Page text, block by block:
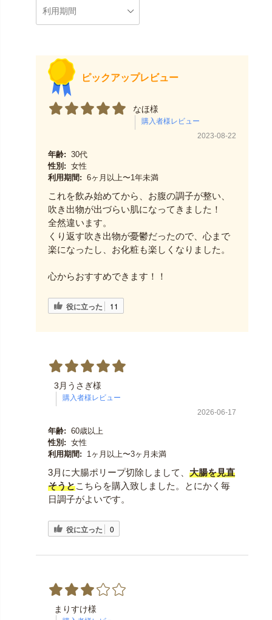
ピックアップレビュー
なほ様
2023-08-22
年齢: 30代
性別: 女性
利用期間: 6ヶ月以上〜1年未満
これを飲み始めてから、お腹の調子が整い、
吹き出物が出づらい肌になってきました！
全然違います。
くり返す吹き出物が憂鬱だったので、心まで
楽になったし、お化粧も楽しくなりました。
心からおすすめできます！！
役に立った 11
3月うさぎ様
2026-06-17
年齢: 60歳以上
性別: 女性
利用期間:
1ヶ月以上〜3ヶ月未満
3月に大腸ポリープ切除しまして、 大腸を見直
そうとこちらを購入致しました。とにかく毎
日調子がよいです。
役に立った 0
まりすけ様